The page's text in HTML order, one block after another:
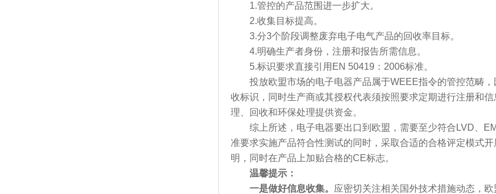
1.管控的产品范围进一步扩大。
2.收集目标提高。
3.分3个阶段调整废弃电子电气产品的回收率目标。
4.明确生产者身份，注册和报告所需信息。
5.标识要求直接引用EN 50419：2006标准。
投放欧盟市场的电子电器产品属于WEEE指令的管控范畴，
收标识，同时生产商或其授权代表须按照要求定期进行注册和
理、回收和环保处理提供资金。
综上所述，电子电器要出口到欧盟，需要至少符合LVD、
准要求实施产品符合性测试的同时，采取合适的合格评定模式
明，同时在产品上加贴合格的CE标志。
温馨提示 ：
一是做好信息收集。 应密切关注相关国外技术措施动态，